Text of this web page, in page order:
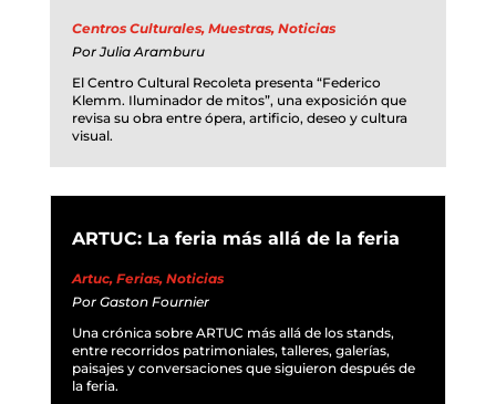
Centros Culturales, Muestras, Noticias
PorJulia Aramburu
El Centro Cultural Recoleta presenta “Federico
Klemm. Iluminador de mitos”, una exposición que
revisa su obra entre ópera, artificio, deseo y cultura
visual.
ARTUC: La feria más allá de la feria
Artuc, Ferias, Noticias
Por Gaston Fournier
Una crónica sobre ARTUC más allá de los stands,
entre recorridos patrimoniales, talleres, galerías,
paisajes y conversaciones que siguieron después de
la feria.